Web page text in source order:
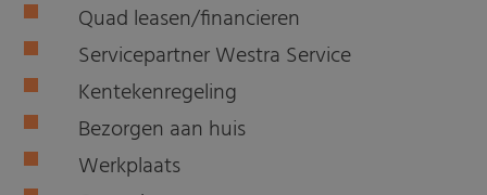
Quad leasen/financieren
Servicepartner Westra Service
Kentekenregeling
Bezorgen aan huis
Werkplaats